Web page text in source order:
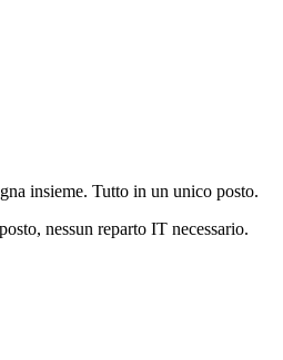
insieme. Tutto in un unico posto.
nessun reparto IT necessario.